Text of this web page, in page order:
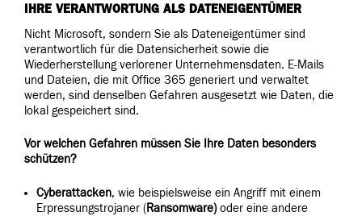
IHRE VERANTWORTUNG ALS DATENEIGENTÜMER
Nicht Microsoft, sondern Sie als Dateneigentümer sind
verantwortlich für die Datensicherheit sowie die
Wiederherstellung verlorener Unternehmensdaten. E-Mails
und Dateien, die mit Office 365 generiert und verwaltet
werden, sind denselben Gefahren ausgesetzt wie Daten, die
lokal gespeichert sind.
Vor welchen Gefahren müssen Sie Ihre Daten besonders
schützen?
Cyberattacken, wie beispielsweise ein Angriff mit einem
Erpressungstrojaner (Ransomware)oder eine andere